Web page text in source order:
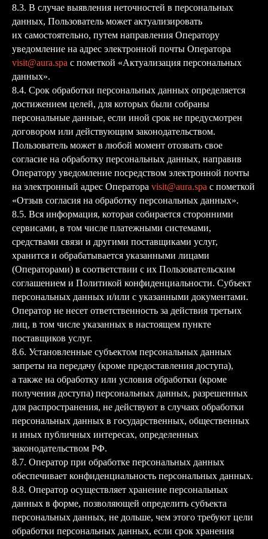
8.3. В случае выявления неточностей в персональных
данных, Пользователь может актуализировать
их самостоятельно, путем направления Оператору
уведомление на адрес электронной почты Оператора
visit@aura.spa с пометкой «Актуализация персональных
данных».
8.4. Срок обработки персональных данных определяется
достижением целей, для которых были собраны
персональные данные, если иной срок не предусмотрен
договором или действующим законодательством.
Пользователь может в любой момент отозвать свое
согласие на обработку персональных данных, направив
Оператору уведомление посредством электронной почты
на электронный адрес Оператора visit@aura.spa с пометкой
«Отзыв согласия на обработку персональных данных».
8.5. Вся информация, которая собирается сторонними
сервисами, в том числе платежными системами,
средствами связи и другими поставщиками услуг,
хранится и обрабатывается указанными лицами
(Операторами) в соответствии с их Пользовательским
соглашением и Политикой конфиденциальности. Субъект
персональных данных и/или с указанными документами.
Оператор не несет ответственность за действия третьих
лиц, в том числе указанных в настоящем пункте
поставщиков услуг.
8.6. Установленные субъектом персональных данных
запреты на передачу (кроме предоставления доступа),
а также на обработку или условия обработки (кроме
получения доступа) персональных данных, разрешенных
для распространения, не действуют в случаях обработки
персональных данных в государственных, общественных
и иных публичных интересах, определенных
законодательством РФ.
8.7. Оператор при обработке персональных данных
обеспечивает конфиденциальность персональных данных.
8.8. Оператор осуществляет хранение персональных
данных в форме, позволяющей определить субъекта
персональных данных, не дольше, чем этого требуют цели
обработки персональных данных, если срок хранения